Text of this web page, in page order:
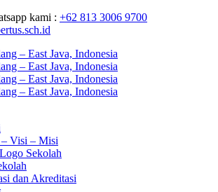
kami : +62 813 3006 9700
– Visi – Misi
Sekolah
dan Akreditasi